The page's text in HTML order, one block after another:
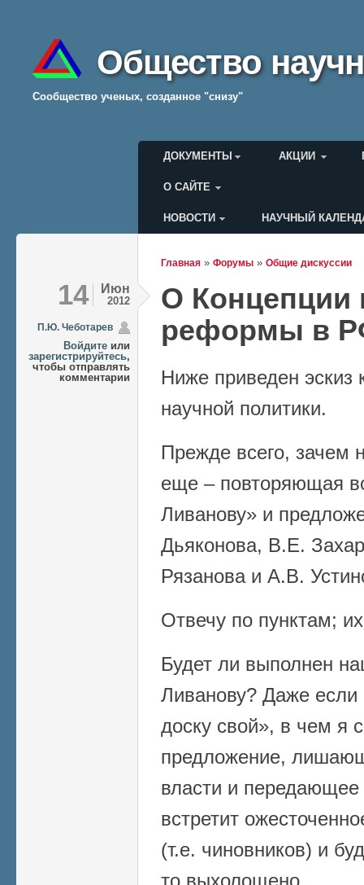
Общество
Cообщество ученых, созданное "снизу"
Главное меню
ДОКУМЕНТЫ АКЦИИ
О САЙТЕ
Меню пользователя
НОВОСТИ НАУЧНЫЙ
Главная » Форумы » Общие дискуссии
14 Июн
2012
П.Ю. Чеботарев
Войдите или
зарегистрируйтесь,
чтобы отправлять
комментарии
О Концепции
реформы в
Ниже приведен
научной политики.
Прежде всего, зачем
еще – повторяющая
Ливанову» и
Дьяконова, В.Е.
Рязанова и А.В.
Отвечу по пунктам;
Будет ли выполнен
Ливанову? Даже
доску свой», в чем я
предложение,
власти и
встретит
(т.е. чиновников) и
то выхолощено.